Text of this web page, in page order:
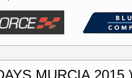
MURCIA 2015